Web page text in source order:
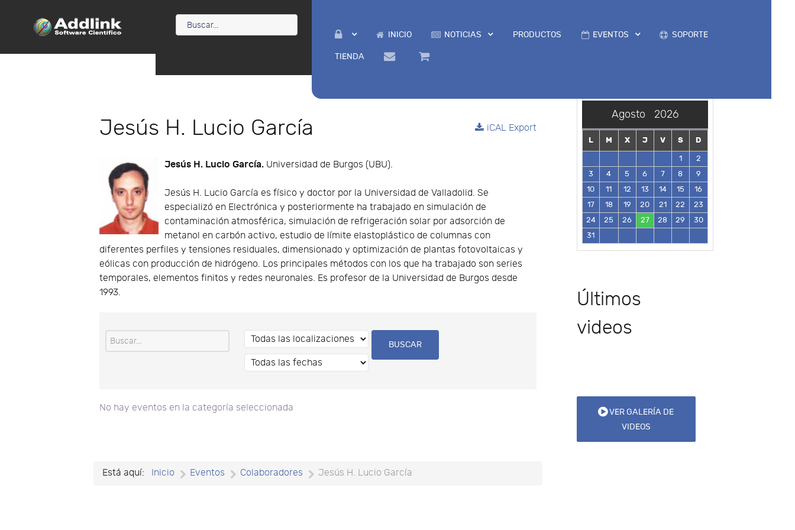
INICIO NOTICIAS PRODUCTOS EVENTOS SOPORTE
TIENDA
Jesús H. Lucio García iCAL Export
Jesús H. Lucio García. Universidad de Burgos (UBU).
Jesús H. Lucio García es físico y doctor por la Universidad de Valladolid. Se
especializó en Electrónica y posteriormente ha trabajado en simulación de
contaminación atmosférica, simulación de refrigeración solar por adsorción de
metanol en carbón activo, estudio de límite elastoplástico de columnas con
diferentes perfiles y tensiones residuales, dimensionado y optimización de plantas fotovoltaicas y
eólicas con producción de hidrógeno. Los principales métodos con los que ha trabajado son series
temporales, elementos finitos y redes neuronales. Es profesor de la Universidad de Burgos desde
1993.
No hay eventos en la categoría seleccionada
Está aquí: Inicio Eventos Colaboradores Jesús H. Lucio García
Agosto 2026
L M X J V S
D
1
2
3
4 5 6 7 8
9
10
11 12 13 14 15
16
17
18 19 20 21 22
23
24
25 26 27 28 29
30
31
Últimos
videos
VER GALERÍA DE
VIDEOS